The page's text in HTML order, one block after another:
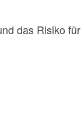
das Risiko für